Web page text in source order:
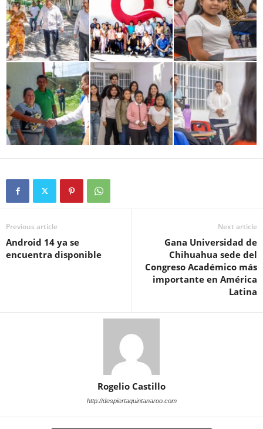
Previous article
Android 14 ya se
encuentra disponible
Next article
Gana Universidad de
Chihuahua sede del
Congreso Académico más
importante en América
Latina
Rogelio Castillo
http://despiertaquintanaroo.com